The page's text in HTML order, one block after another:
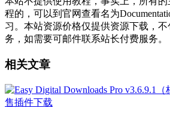
程的，可以到官网查看名为
习。本站资源价格仅提供资源下载，
务，如需要可邮件联系站长付费服务。
相关文章